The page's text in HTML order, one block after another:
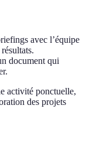
avec l’équipe
document qui
activité ponctuelle,
des projets